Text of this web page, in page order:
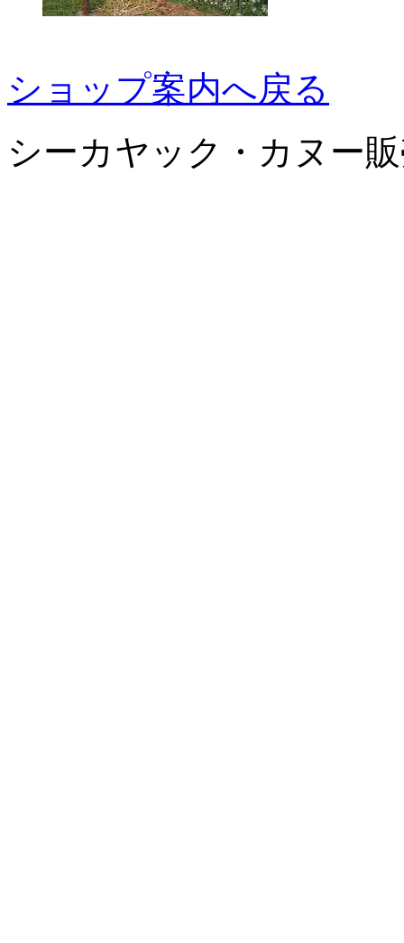
ショップ案内へ戻る
シーカヤック・カヌー